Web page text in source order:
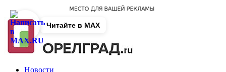
Новости
Читайте в MAX